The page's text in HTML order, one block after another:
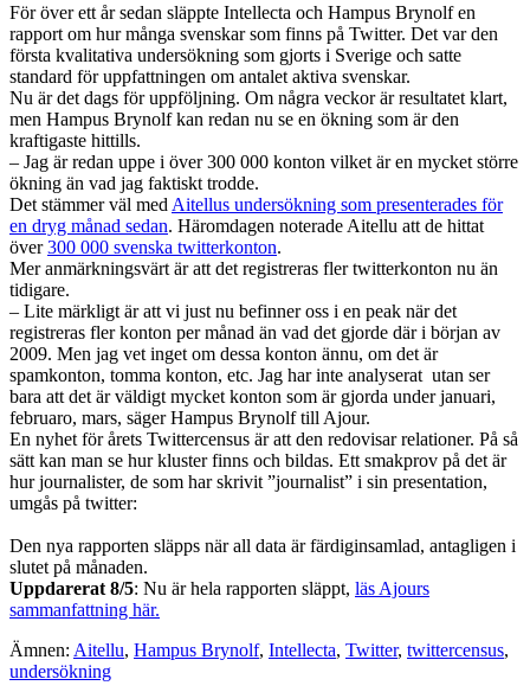
För över ett år sedan släppte Intellecta och Hampus Brynolf en
rapport om hur många svenskar som finns på Twitter. Det var den
första kvalitativa undersökning som gjorts i Sverige och satte
standard för uppfattningen om antalet aktiva svenskar.
Nu är det dags för uppföljning. Om några veckor är resultatet klart,
men Hampus Brynolf kan redan nu se en ökning som är den
kraftigaste hittills.
– Jag är redan uppe i över 300 000 konton vilket är en mycket större
ökning än vad jag faktiskt trodde.
Det stämmer väl med Aitellus undersökning som presenterades för
en dryg månad sedan. Häromdagen noterade Aitellu att de hittat
över300 000 svenska twitterkonton.
Mer anmärkningsvärt är att det registreras fler twitterkonton nu än
tidigare.
– Lite märkligt är att vi just nu befinner oss i en peak när det
registreras fler konton per månad än vad det gjorde där i början av
2009. Men jag vet inget om dessa konton ännu, om det är
spamkonton, tomma konton, etc. Jag har inte analyserat utan ser
bara att det är väldigt mycket konton som är gjorda under januari,
februaro, mars, säger Hampus Brynolf till Ajour.
En nyhet för årets Twittercensus är att den redovisar relationer. På så
sätt kan man se hur kluster finns och bildas. Ett smakprov på det är
hur journalister, de som har skrivit ”journalist” i sin presentation,
umgås på twitter:
Den nya rapporten släpps när all data är färdiginsamlad, antagligen i
slutet på månaden.
Uppdarerat 8/5: Nu är hela rapporten släppt, läs Ajours
sammanfattning här.
Ämnen: Aitellu, Hampus Brynolf, Intellecta, Twitter, twittercensus,
undersökning